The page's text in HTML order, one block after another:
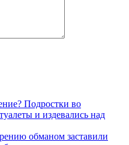
Подростки во
и издевались над
обманом заставили